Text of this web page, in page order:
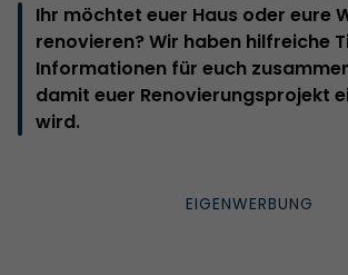
Ihr möchtet euer Haus oder eure
renovieren? Wir haben hilfreiche
Informationen für euch
damit euer Renovierungsprojekt
wird.